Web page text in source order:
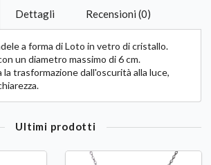
Dettagli Recensioni (0)
a forma di Loto in vetro di cristallo.
un diametro massimo di 6 cm.
trasformazione dall'oscurità alla luce,
Ultimi prodotti